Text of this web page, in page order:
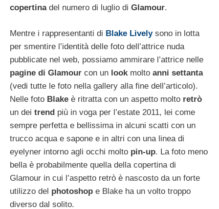
copertinadel numero di luglio di Glamour.
Mentre i rappresentanti di Blake Livelysono in lotta
per smentire l’identità delle foto dell’attrice nuda
pubblicate nel web, possiamo ammirare l’attrice nelle
pagine di Glamour con un look molto anni settanta
(vedi tutte le foto nella gallery alla fine dell’articolo).
Nelle foto Blake è ritratta con un aspetto molto retrò
un dei trend più in voga per l’estate 2011, lei come
sempre perfetta e bellissima in alcuni scatti con un
trucco acqua e sapone e in altri con una linea di
eyelyner intorno agli occhi molto pin-up. La foto meno
bella è probabilmente quella della copertina di
Glamour in cui l’aspetto retrò è nascosto da un forte
utilizzo del photoshop e Blake ha un volto troppo
diverso dal solito.